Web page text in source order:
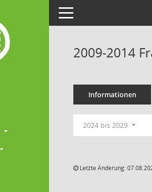
Toggle navigation
2009-2014
Informationen
2024 bis 2029
Letzte Änderung: